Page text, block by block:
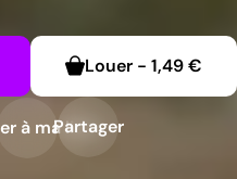
Louer - 1,49 €
à ma liste
Partager